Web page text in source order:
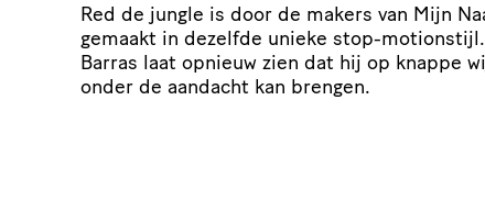
Red de jungle is door de makers van Mijn
gemaakt in dezelfde unieke stop-
Barras laat opnieuw zien dat hij op knappe
onder de aandacht kan brengen.